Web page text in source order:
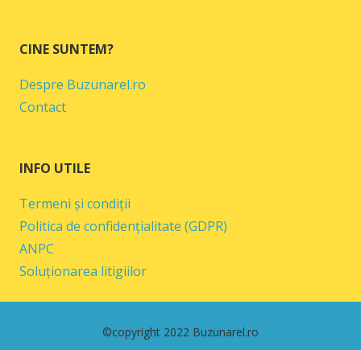
CINE SUNTEM?
Despre Buzunarel.ro
Contact
INFO UTILE
Termeni și condiții
Politica de confidențialitate (GDPR)
ANPC
Soluționarea litigiilor
©copyright 2022 Buzunarel.ro